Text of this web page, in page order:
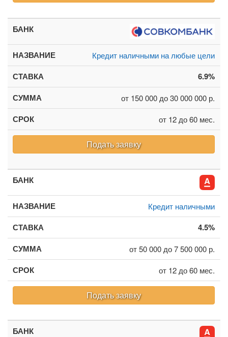
Кредит наличными на любые цели
6.9%
от 150 000 до 30 000 000 р.
от 12 до 60 мес.
Подать заявку
Кредит наличными
4.5%
от 50 000 до 7 500 000 р.
от 12 до 60 мес.
Подать заявку